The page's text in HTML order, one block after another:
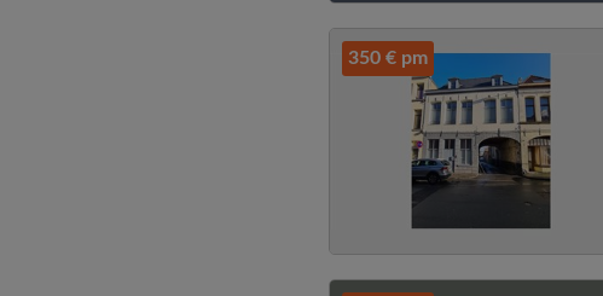
350 € pm